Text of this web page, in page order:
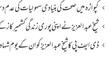
کپواڑہ میں صحت کی بنیادی سہولیات کی
شیخ عبدالعزیز نے اپنی پوری زندگی
ڈی ایف پی کا شیخ عبدالعزیزکوان کے یومِ